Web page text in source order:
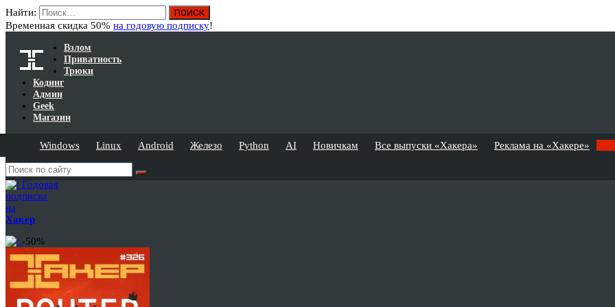
Найти:
Временная скидка 50% на годовую подписку!
Взлом
Приватность
Трюки
Кодинг
Админ
Geek
Магазин
Windows Linux Android Железо Python AI Новичкам Все выпуски «Хакера» Реклама на «Хакере»
Годовая
подписка
на
Хакер
-50%